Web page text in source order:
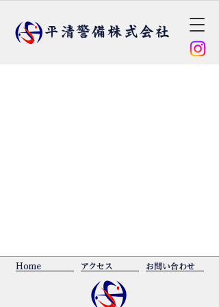
​平清警備株式会社
Home ​アクセス ​お問い合わせ